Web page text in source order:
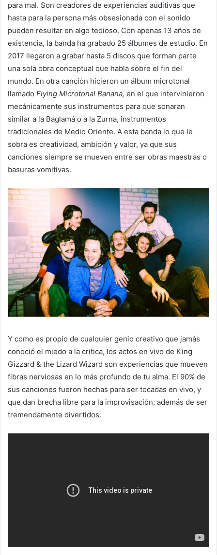
para mal. Son creadores de experiencias auditivas que
hasta para la persona más obsesionada con el sonido
pueden resultar en algo tedioso. Con apenas 13 años de
existencia, la banda ha grabado 25 álbumes de estudio. En
2017 llegaron a grabar hasta 5 discos que forman parte
una sola obra conceptual que habla sobre el fin del
mundo. En otra canción hicieron un álbum microtonal
llamado Flying Microtonal Banana, en el que intervinieron
mecánicamente sus instrumentos para que sonaran
similar a la Baglamá o a la Zurna, instrumentos
tradicionales de Medio Oriente. A esta banda lo que le
sobra es creatividad, ambición y valor, ya que sus
canciones siempre se mueven entre ser obras maestras o
basuras vomitivas.
Y como es propio de cualquier genio creativo que jamás
conoció el miedo a la critica, los actos en vivo de King
Gizzard & the Lizard Wizard son experiencias que mueven
fibras nerviosas en lo más profundo de tu alma. El 90% de
sus canciones fueron hechas para ser tocadas en vivo, y
que dan brecha libre para la improvisación, además de ser
tremendamente divertidos.